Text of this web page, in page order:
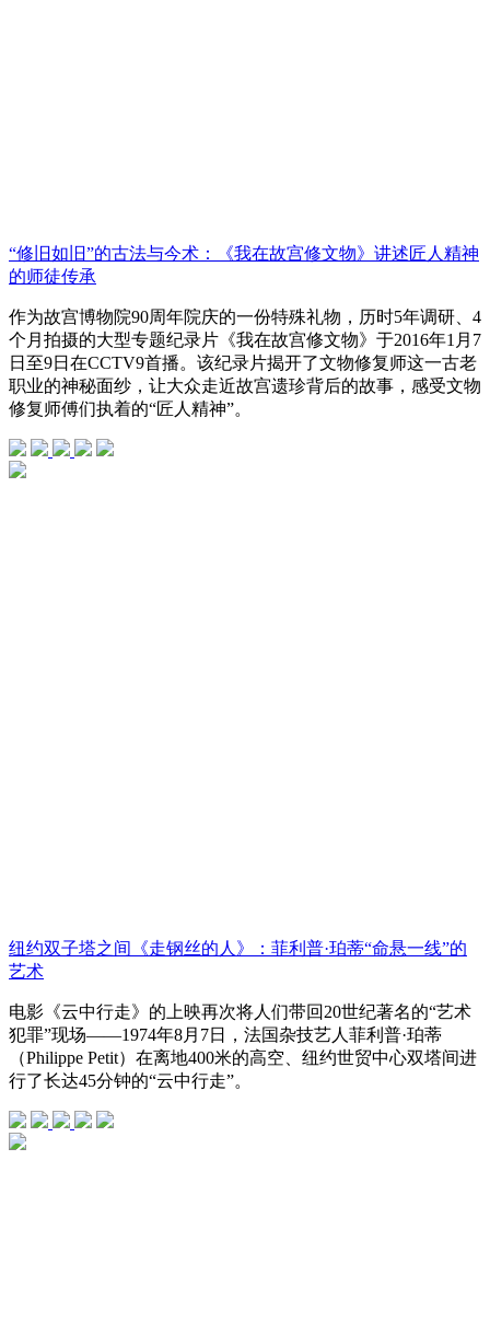
“修旧如旧”的古法与今术：《我在故宫修文物》讲述匠人精神
的师徒传承
作为故宫博物院90周年院庆的一份特殊礼物，历时5年调研、4
个月拍摄的大型专题纪录片《我在故宫修文物》于2016年1月7
日至9日在CCTV9首播。该纪录片揭开了文物修复师这一古老
职业的神秘面纱，让大众走近故宫遗珍背后的故事，感受文物
修复师傅们执着的“匠人精神”。
纽约双子塔之间《走钢丝的人》：菲利普·珀蒂“命悬一线”的
艺术
电影《云中行走》的上映再次将人们带回20世纪著名的“艺术
犯罪”现场——1974年8月7日，法国杂技艺人菲利普·珀蒂
（Philippe Petit）在离地400米的高空、纽约世贸中心双塔间进
行了长达45分钟的“云中行走”。